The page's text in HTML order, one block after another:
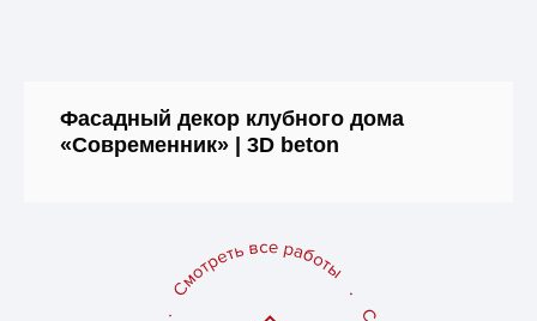
Фасадный декор клубного дома
«Современник» | 3D beton